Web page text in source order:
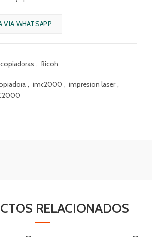
VIA WHATSAPP
, Ricoh
, imc2000 , impresion laser ,
RELACIONADOS